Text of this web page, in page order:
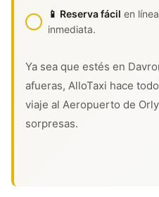
📱 Reserva fácil en
inmediata.
Ya sea que estés en
afueras, AlloTaxi hace
viaje al Aeropuerto de
sorpresas.